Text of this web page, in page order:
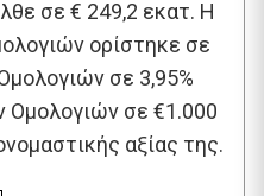
σε € 249,2 εκατ. Η
ορίστηκε σε
σε 3,95%
Ομολογιών σε €1.000
αξίας της.​